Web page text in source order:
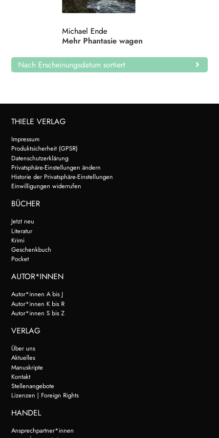
Michael Ende
Mehr Phantasie wagen
Nach Erscheinungsdatum sortiert
THIELE VERLAG
Impressum
Produktsicherheit (GPSR)
Datenschutzerklärung
Privatsphäre-Einstellungen ändern
Historie der Privatsphäre-Einstellungen
Einwilligungen widerrufen
BÜCHER
Jetzt neu
Literatur
Krimi
Geschenkbuch
Pocket
AUTOR*INNEN
Autor*innen A bis J
Autor*innen K bis R
Autor*innen S bis Z
VERLAG
Über uns
Aktuelles
Manuskripte
Kontakt
Stellenangebote
Lizenzen | Foreign Rights
HANDEL
Ansprechpartner*innen